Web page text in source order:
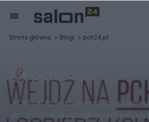
Strona główna Blogi pch24.pl
pch24.pl
PCh24.pl to nowoczesny projekt
do czytelników poszukujących